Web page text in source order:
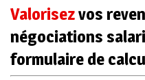
Valorisezvos
négociations
formulaire de